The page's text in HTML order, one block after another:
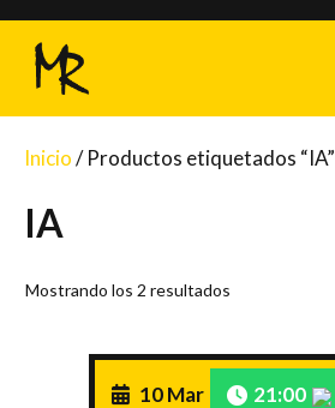
Saltar
contenido
Inicio/ Productos etiquetados “IA”
IA
Mostrando los 2 resultados
10 Mar 21:00